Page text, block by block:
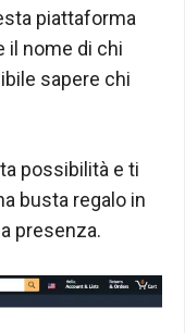
piattaforma
il nome di chi
sapere chi
possibilità e ti
busta regalo in
presenza.